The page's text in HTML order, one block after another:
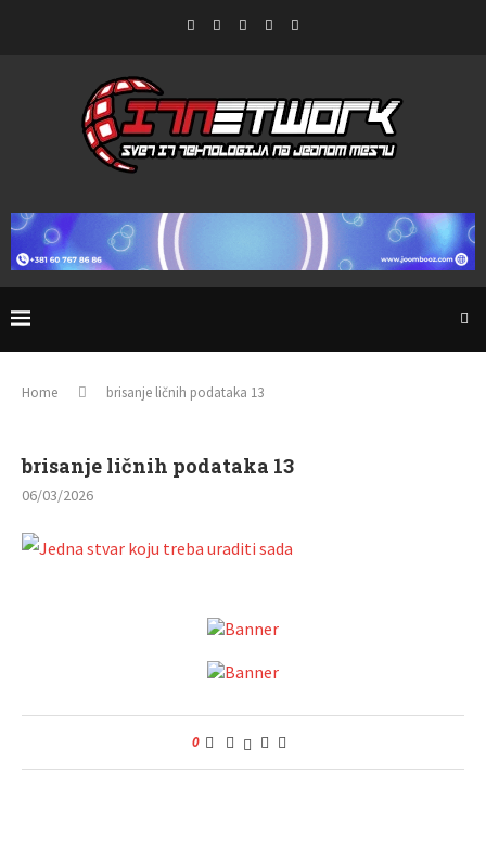
Home brisanje ličnih podataka 13
brisanje ličnih podataka 13
06/03/2026
0